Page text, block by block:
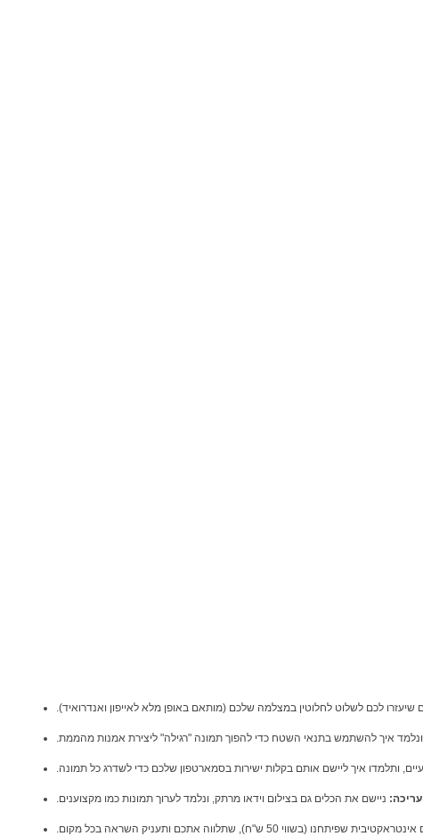
שיעזרו לכם לשלוט לחלוטין במצלמה שלכם (מותאם באופן מלא לאייפון ואנדרואיד).
איך להשתמש בתנאי השטח כדי להפוך תמונה "רגילה" ליצירת אמנות מהממת.
ותלמדו איך ליישם אותם בקלות ישירות בסמארטפון שלכם כדי לשדרג כל תמונה.
ניישם את הכלים גם בצילום וידאו מרתק, ונלמד לערוך תמונות כמו מקצוענים.
(בשווי 50 ש"ח), שתלווה אתכם ותעניק השראה בכל מקום.